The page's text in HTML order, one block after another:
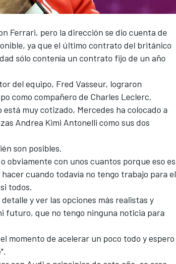
Ferrari, pero la dirección se dio cuenta de
ya que el último contrato del británico
sólo contenía un contrato fijo de un año
del equipo, Fred Vasseur, lograron
como compañero de Charles Leclerc.
muy cotizado, Mercedes ha colocado a
Andrea Kimi Antonelli como sus dos
son posibles.
con unos cuantos porque eso es
cuando todavía no tengo trabajo para el
todos.
y ver las opciones más realistas y
futuro, que no tengo ninguna noticia para
momento de acelerar un poco todo y espero